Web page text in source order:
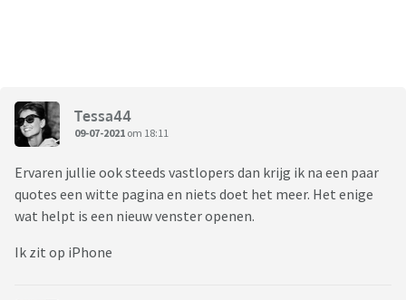
Tessa44
09-07-2021 om 18:11
Ervaren jullie ook steeds vastlopers dan krijg ik na een paar
quotes een witte pagina en niets doet het meer. Het enige
wat helpt is een nieuw venster openen.
Ik zit op iPhone